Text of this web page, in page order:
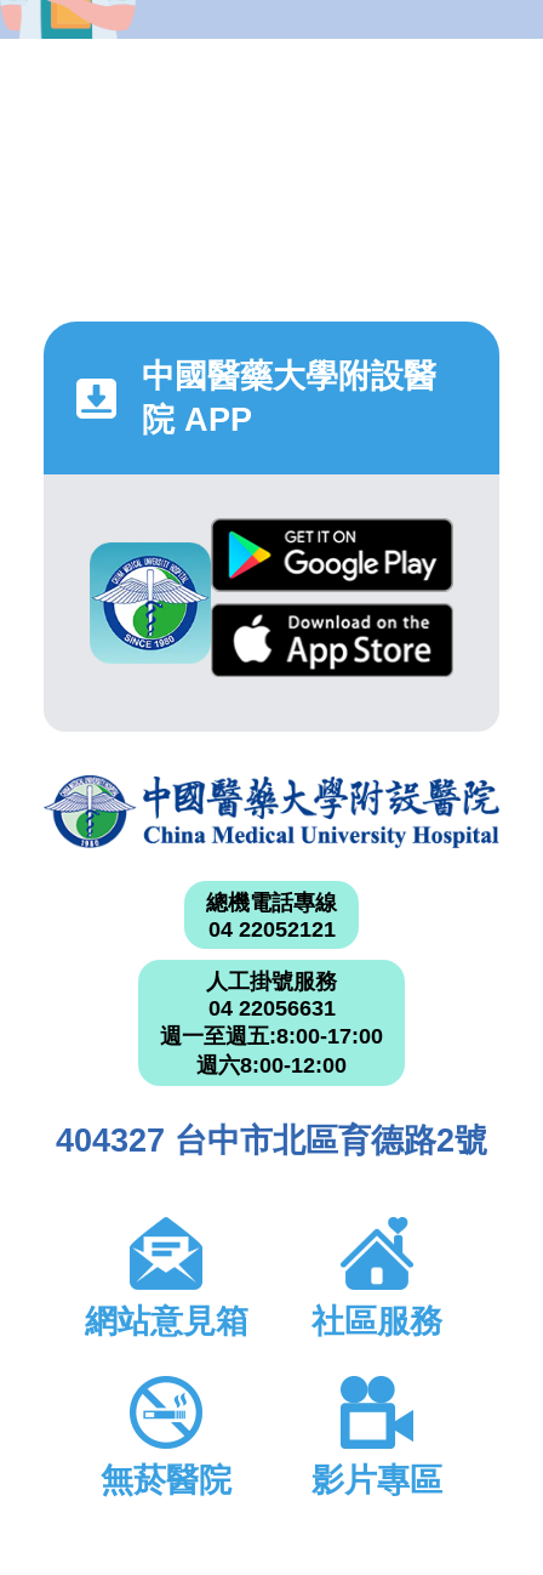
中國醫藥大學附設醫
院 APP
總機電話專線
04 22052121
人工掛號服務
04 22056631
週一至週五:8:00-17:00
週六8:00-12:00
404327 台中市北區育德路2號
網站意見箱 社區服務
無菸醫院 影片專區